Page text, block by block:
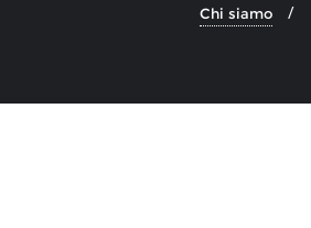
Chi siamo